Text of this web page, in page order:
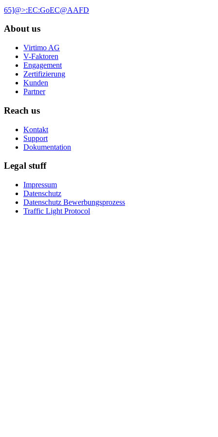
65]@>:EC:GoEC@AAFD
About us
Virtimo AG
V-Faktoren
Engagement
Zertifizierung
Kunden
Partner
Reach us
Kontakt
Support
Dokumentation
Legal stuff
Impressum
Datenschutz
Datenschutz Bewerbungsprozess
Traffic Light Protocol